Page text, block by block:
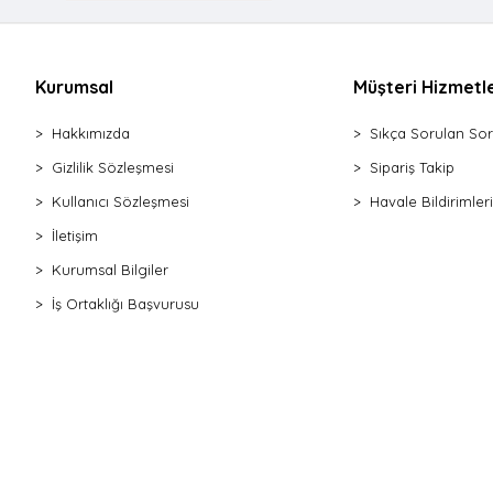
Gönye
Pürmüz
Yan Keski
Karga Burnu
Pense Segman
Makas Teneke
Testere Kıl Seti
Kurumsal
Hakkımızda
Gizlilik Sözleşmesi
Kullanıcı Sözleşmesi
İletişim
Kurumsal Bilgiler
İş Ortaklığı Başvurusu
Müşteri
Sıkça Sorulan
Sipariş Takip
Havale Bildirimleri